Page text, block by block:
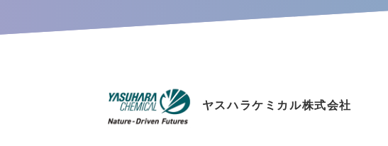
ヤスハラケミカル株式会社